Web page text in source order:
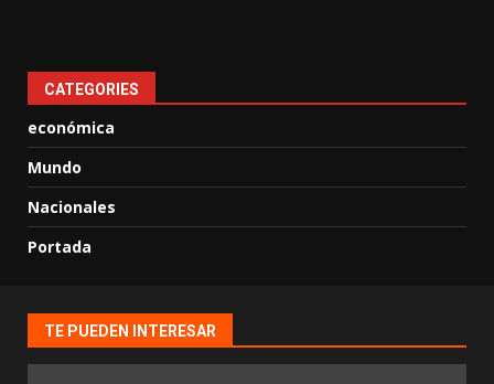
CATEGORIES
económica
Mundo
Nacionales
Portada
TE PUEDEN INTERESAR